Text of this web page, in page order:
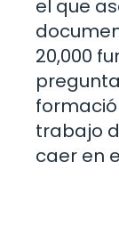
el que
20,000
trabajo
caer en